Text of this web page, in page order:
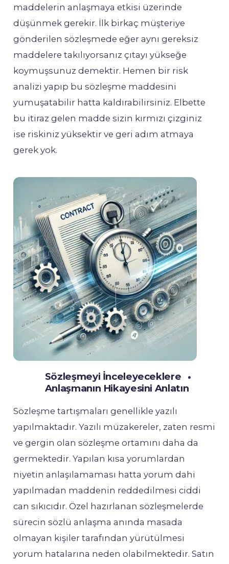
maddelerin anlaşmaya etkisi üzerinde
düşünmek gerekir. İlk birkaç müşteriye
gönderilen sözleşmede eğer aynı gereksiz
maddelere takılıyorsanız çıtayı yükseğe
koymuşsunuz demektir. Hemen bir risk
analizi yapıp bu sözleşme maddesini
yumuşatabilir hatta kaldırabilirsiniz. Elbette
bu itiraz gelen madde sizin kırmızı çizginiz
ise riskiniz yüksektir ve geri adım atmaya
gerek yok.
Sözleşmeyi İnceleyeceklere
Anlaşmanın Hikayesini Anlatın
Sözleşme tartışmaları genellikle yazılı
yapılmaktadır. Yazılı müzakereler, zaten resmi
ve gergin olan sözleşme ortamını daha da
germektedir. Yapılan kısa yorumlardan
niyetin anlaşılamaması hatta yorum dahi
yapılmadan maddenin reddedilmesi ciddi
can sıkıcıdır. Özel hazırlanan sözleşmelerde
sürecin sözlü anlaşma anında masada
olmayan kişiler tarafından yürütülmesi
yorum hatalarına neden olabilmektedir. Satın